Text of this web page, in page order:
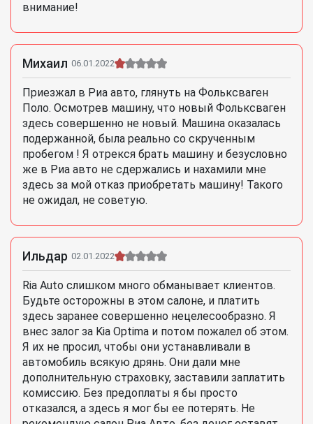
внимание!
Михаил 06.01.2022
Приезжал в Риа авто, глянуть на Фольксваген
Поло. Осмотрев машину, что новый Фольксваген
здесь совершенно не новый. Машина оказалась
подержанной, была реально со скрученным
пробегом ! Я отрекся брать машину и безусловно
же в Риа авто не сдержались и нахамили мне
здесь за мой отказ приобретать машину! Такого
не ожидал, не советую.
Ильдар 02.01.2022
Ria Auto слишком много обманывает клиентов.
Будьте осторожны в этом салоне, и платить
здесь заранее совершенно нецелесообразно. Я
внес залог за Kia Optima и потом пожалел об этом.
Я их не просил, чтобы они устанавливали в
автомобиль всякую дрянь. Они дали мне
дополнительную страховку, заставили заплатить
комиссию. Без предоплаты я бы просто
отказался, а здесь я мог бы ее потерять. Не